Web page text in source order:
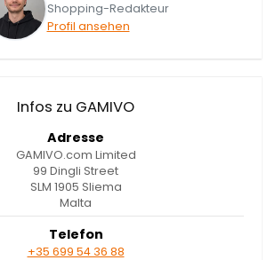
Shopping-Redakteur
Profil ansehen
Infos zu GAMIVO
Adresse
GAMIVO.com Limited
99 Dingli Street
SLM 1905 Sliema
Malta
Telefon
+35 699 54 36 88